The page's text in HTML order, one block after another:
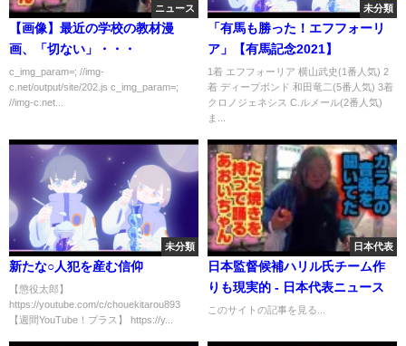
ニュース
【画像】最近の学校の教材漫
画、「切ない」・・・
c_img_param=; //img-
c.net/output/site/202.js c_img_param=;
//img-c.net...
未分類
「有馬も勝った！エフフォーリ
ア」【有馬記念2021】
1着 エフフォーリア 横山武史(1番人気) 2
着 ディープボンド 和田竜二(5番人気) 3着
クロノジェネシス C.ルメール(2番人気)
ま...
未分類
新たな○人犯を産む信仰
【懲役太郎】
https://youtube.com/c/chouekitarou893
【週間YouTube！プラス】 https://y...
日本代表
日本監督候補ハリル氏チーム作
りも現実的 - 日本代表ニュース
このサイトの記事を見る...